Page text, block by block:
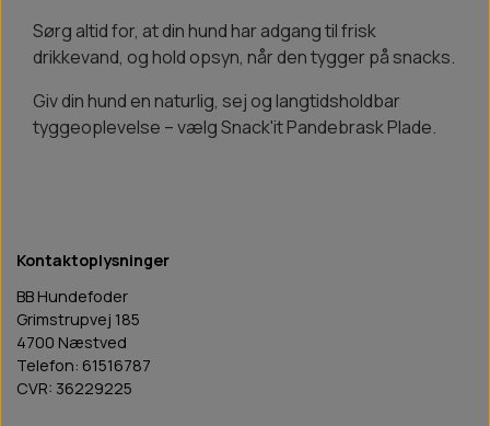
Sørg altid for, at din hund har adgang til frisk
drikkevand, og hold opsyn, når den tygger på snacks.
Giv din hund en naturlig, sej og langtidsholdbar
tyggeoplevelse – vælg Snack'it Pandebrask Plade.
Kontaktoplysninger
BB Hundefoder
Grimstrupvej 185
4700 Næstved
Telefon: 61516787
CVR: 36229225